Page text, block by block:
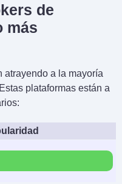
de
más
atrayendo a la mayoría
plataformas están a